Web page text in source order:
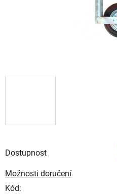
Dostupnost
Možnosti doručení
Kód: